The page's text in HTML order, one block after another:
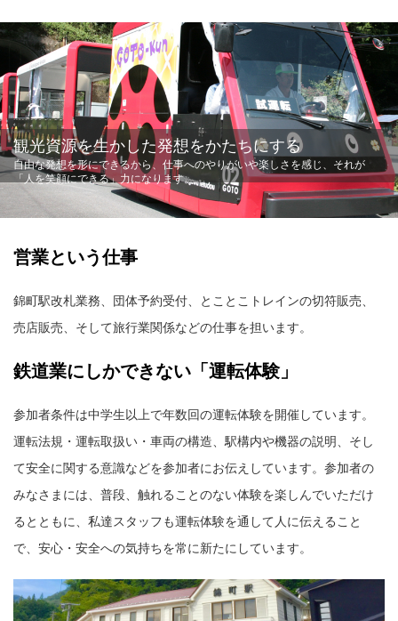
観光資源を生かした発想をかたちにする
自由な発想を形にできるから、仕事へのやりがいや楽しさを感じ、それが
「人を笑顔にできる」力になります。
営業という仕事
錦町駅改札業務、団体予約受付、とことこトレインの切符販売、
売店販売、そして旅行業関係などの仕事を担います。
鉄道業にしかできない「運転体験」
参加者条件は中学生以上で年数回の運転体験を開催しています。
運転法規・運転取扱い・車両の構造、駅構内や機器の説明、そし
て安全に関する意識などを参加者にお伝えしています。参加者の
みなさまには、普段、触れることのない体験を楽しんでいただけ
るとともに、私達スタッフも運転体験を通して人に伝えること
で、安心・安全への気持ちを常に新たにしています。